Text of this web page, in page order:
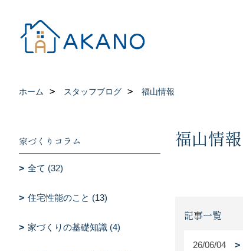
ホーム スタッフブログ 福山情報
福山情報
記事一覧
26/06/04
家づくりコラム
全て (32)
住宅性能のこと (13)
家づくりの基礎知識 (4)